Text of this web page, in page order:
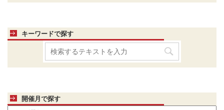
キーワードで探す
開催月で探す